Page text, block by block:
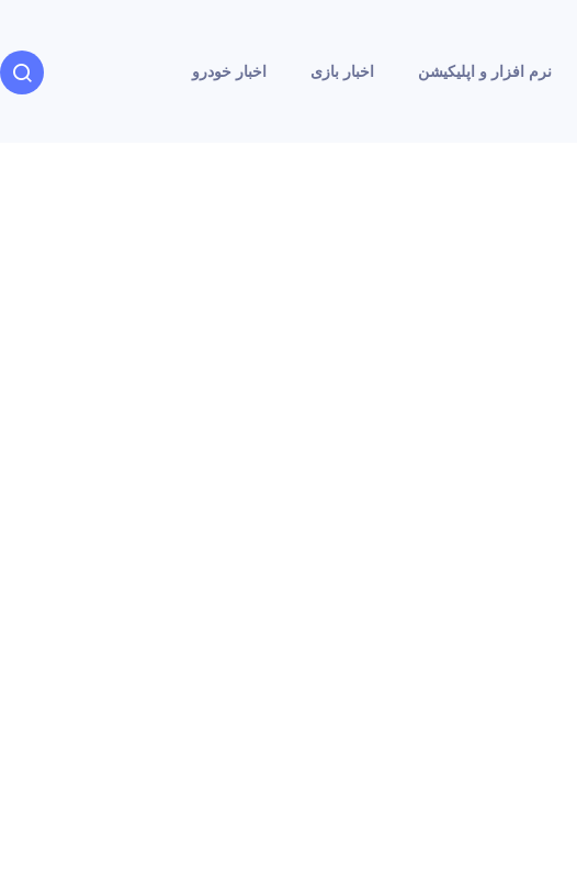
نرم افزار و اپلیکیشن اخبار بازی اخبار خودرو